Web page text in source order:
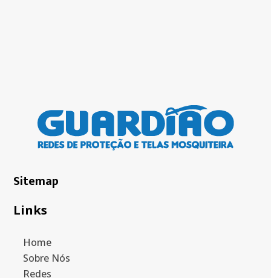
Sitemap
Links
Home
Sobre Nós
Redes